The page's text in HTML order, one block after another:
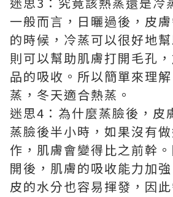
一般而言，日曬過後，皮
的時候，冷蒸可以很好地
則可以幫助肌膚打開毛孔
品的吸收。所以簡單來理
蒸，冬天適合熱蒸。
迷思4：為什麼蒸臉後，皮
蒸臉後半小時，如果沒有
作，肌膚會變得比之前幹
開後，肌膚的吸收能力加
皮的水分也容易揮發，因